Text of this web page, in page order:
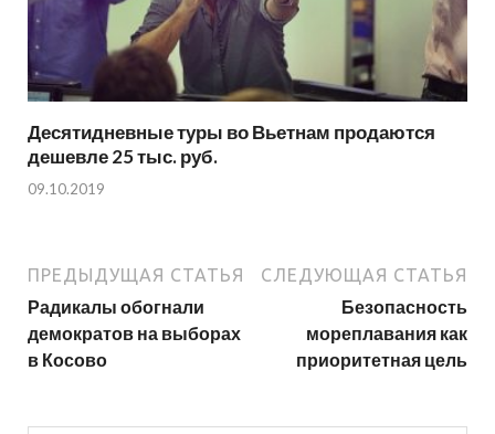
Десятидневные туры во Вьетнам продаются
дешевле 25 тыс. руб.
09.10.2019
ПРЕДЫДУЩАЯ СТАТЬЯ
Радикалы обогнали
демократов на выборах
в Косово
СЛЕДУЮЩАЯ СТАТЬЯ
Безопасность
мореплавания как
приоритетная цель